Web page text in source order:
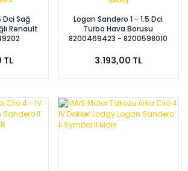
Dci Sağ
Renault
Logan Sandero 1 - 1.5 Dci
Turbo Hava Borusu
8200469423 - 8200598010
3.193,00 TL